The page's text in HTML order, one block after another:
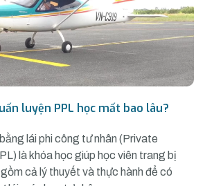
luyện PPL học mất bao lâu?
lái phi công tư nhân (Private
là khóa học giúp học viên trang bị
cả lý thuyết và thực hành để có